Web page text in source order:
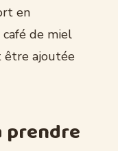
en
de miel
être ajoutée
prendre